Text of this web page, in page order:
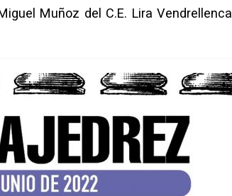
Muñoz del C.E. Lira Vendrellenca